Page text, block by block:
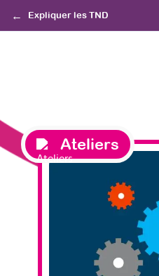
Expliquer les TND
Ateliers